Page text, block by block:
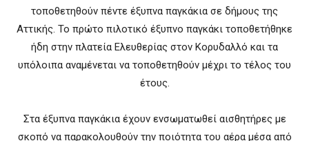
τοποθετηθούν πέντε έξυπνα παγκάκια σε δήμους της
Αττικής. Το πρώτο πιλοτικό έξυπνο παγκάκι τοποθετήθηκε
ήδη στην πλατεία Ελευθερίας στον Κορυδαλλό και τα
υπόλοιπα αναμένεται να τοποθετηθούν μέχρι το τέλος του
έτους.
Στα έξυπνα παγκάκια έχουν ενσωματωθεί αισθητήρες με
σκοπό να παρακολουθούν την ποιότητα του αέρα μέσα από